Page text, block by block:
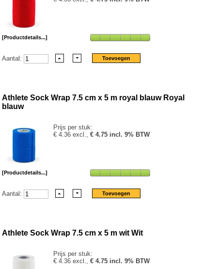
[Productdetails...]
Aantal:
Athlete Sock Wrap 7.5 cm x 5 m royal blauw Royal
blauw
Prijs per stuk:
€ 4.36 excl.,€ 4.75 incl. 9% BTW
[Productdetails...]
Aantal:
Athlete Sock Wrap 7.5 cm x 5 m wit Wit
Prijs per stuk:
€ 4.36 excl.,€ 4.75 incl. 9% BTW